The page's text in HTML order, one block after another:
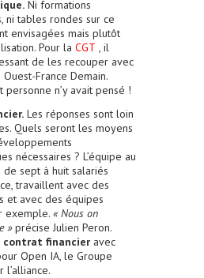
Ni formations
ni tables rondes sur ce
envisagées mais plutôt
Pour la CGT , il
de les recouper avec
France Demain.
personne n’y avait pensé !
Les réponses sont loin
Quels seront les moyens
nécessaires ? L’équipe au
de sept à huit salariés
travaillent avec des
et avec des équipes
exemple. « Nous on
»précise Julien Peron.
contrat financier avec
Open IA, le Groupe
l’alliance.